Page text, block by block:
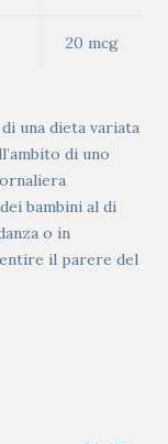
20 mcg
una dieta variata
di uno
bambini al di
o in
il parere del